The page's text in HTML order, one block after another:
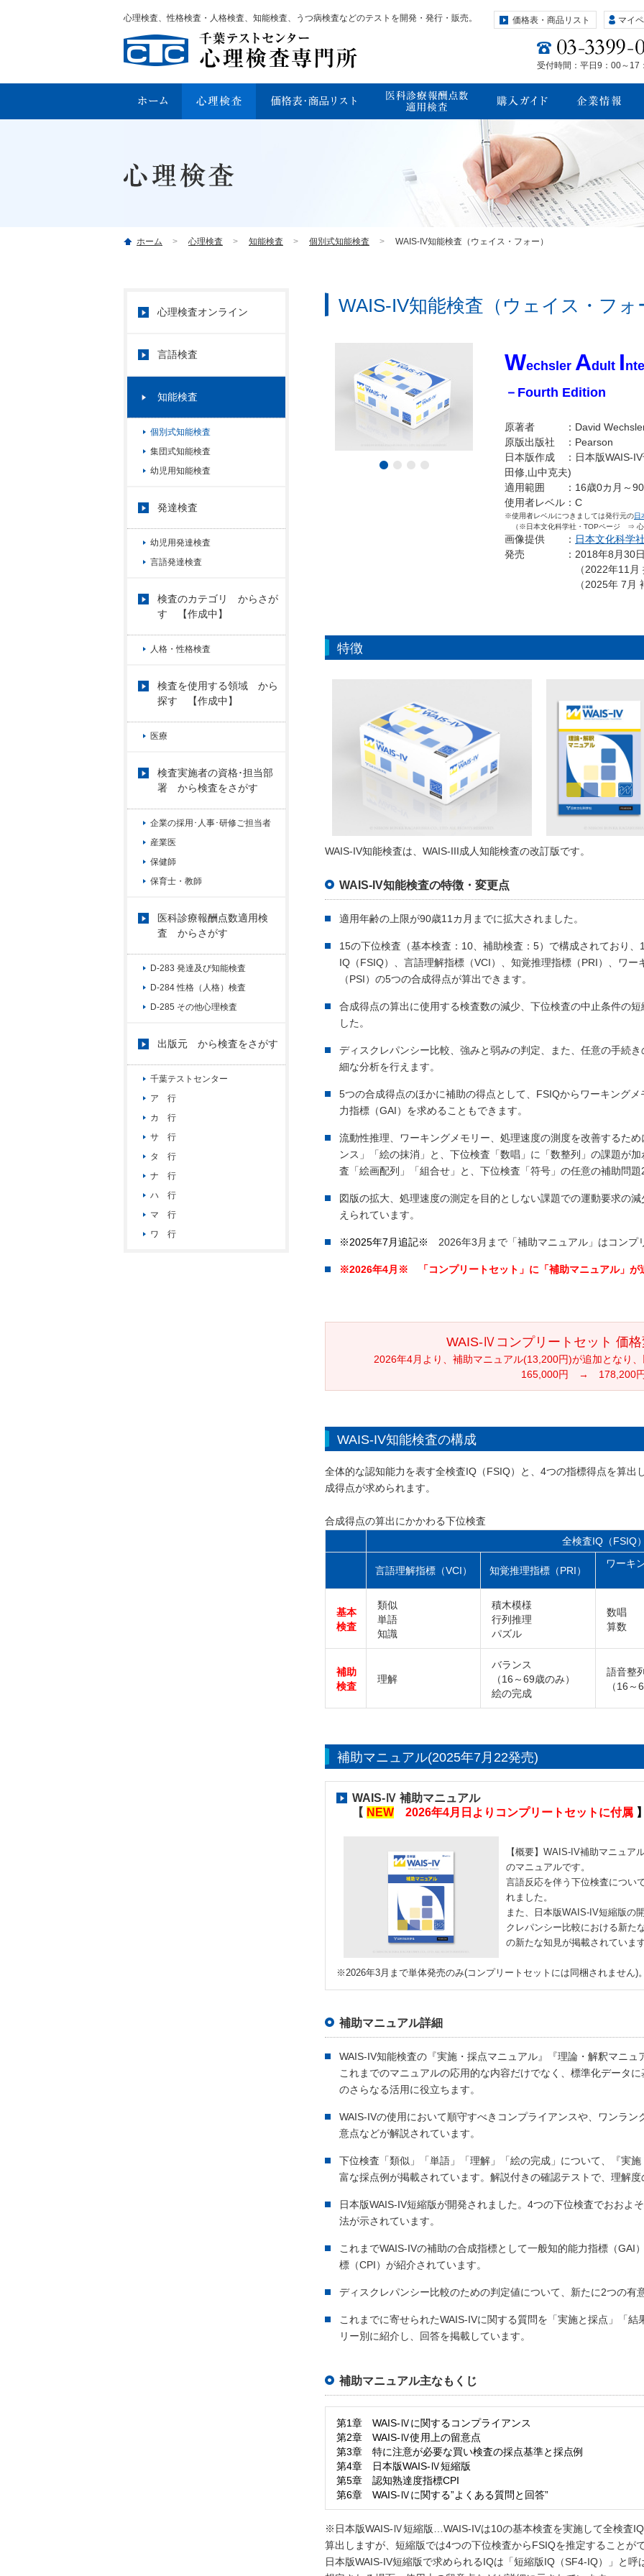
心理検査、性格検査・人格検査、知能検査、うつ病検査などのテストを開発・発行・販売。 価格表・商品リスト マイ
受付時間：平日9：00～17
ホーム 心理検査 知能検査 個別式知能検査 WAIS-IV知能検査（ウェイス・フォー）
WAIS-IV知能検査（ウェイス・フォ
Wechsler Adult I
－Fourth Edition
原著者 ：David
原版出版社 ：Pearson
日本版作成 ：日本版WAIS-
田修,山中克夫)
適用範囲 ：16歳0カ月～90
使用者レベル：C
※使用者レベルにつきましては発行元の日
（※日本文化科学社・TOPページ ⇒ 心
画像提供 ： 日本文化科学
発売 ：2018年8月30
（2022年11月 換算
（2025年 7月 補助
特徴
WAIS-IV知能検査は、WAIS-III成人知能検査の改訂版です。
WAIS-IV知能検査の特徴・変更点
適用年齢の上限が90歳11カ月までに拡大されました。
15の下位検査（基本検査：10、補助検査：5）で構成されており
IQ（FSIQ）、言語理解指標（VCI）、知覚推理指標（PRI）、ワ
（PSI）の5つの合成得点が算出できます。
合成得点の算出に使用する検査数の減少、下位検査の中止条件の
した。
ディスクレパンシー比較、強みと弱みの判定、また、任意の手続
細な分析を行えます。
5つの合成得点のほかに補助の得点として、FSIQからワーキング
力指標（GAI）を求めることもできます。
流動性推理、ワーキングメモリー、処理速度の測度を改善するた
ンス」「絵の抹消」と、下位検査「数唱」に「数整列」の課題が
査「絵画配列」「組合せ」と、下位検査「符号」の任意の補助問
図版の拡大、処理速度の測定を目的としない課題での運動要求の
えられています。
※2025年7月追記※ 2026年3月まで「補助マニュアル」はコンプ
※2026年4月※ 「コンプリートセット」に「補助マニュアル」が
WAIS-Ⅳコンプリートセット 価
2026年4月より、補助マニュアル(13,200円)が追加となり
165,000円 → 178,200
WAIS-IV知能検査の構成
全体的な認知能力を表す全検査IQ（FSIQ）と、4つの指標得点を算出
成得点が求められます。
合成得点の算出にかかわる下位検査
全検査IQ（FSIQ
言語理解指標（VCI） 知覚推理指標（PRI）
ワーキ
基本
検査
類似
単語
知識
積木模様
行列推理
パズル
数唱
算数
補助
検査
理解
バランス
（16～69歳のみ）
絵の完成
語音整
（16
補助マニュアル(2025年7月22発売)
WAIS-Ⅳ 補助マニュアル
【 NEW 2026年4月日よりコンプリートセットに付属
【概要】WAIS-IV補助マニュア
のマニュアルです。
言語反応を伴う下位検査につい
れました。
また、日本版WAIS-IV短縮版の
クレパンシー比較における新た
の新たな知見が掲載されていま
※2026年3月まで単体発売のみ(コンプリートセットには同梱されません)
補助マニュアル詳細
WAIS-IV知能検査の『実施・採点マニュアル』『理論・解釈マニ
これまでのマニュアルの応用的な内容だけでなく、標準化データ
のさらなる活用に役立ちます。
WAIS-IVの使用において順守すべきコンプライアンスや、ワンラ
意点などが解説されています。
下位検査「類似」「単語」「理解」「絵の完成」について、『実
富な採点例が掲載されています。解説付きの確認テストで、理解
日本版WAIS-IV短縮版が開発されました。4つの下位検査でおおよ
法が示されています。
これまでWAIS-IVの補助の合成指標として一般知的能力指標（GAI
標（CPI）が紹介されています。
ディスクレパンシー比較のための判定値について、新たに2つの有
これまでに寄せられたWAIS-IVに関する質問を「実施と採点」「
リー別に紹介し、回答を掲載しています。
補助マニュアル主なもくじ
第1章 WAIS-Ⅳに関するコンプライアンス
第2章 WAIS-Ⅳ使用上の留意点
第3章 特に注意が必要な買い検査の採点基準と採点例
第4章 日本版WAIS-Ⅳ短縮版
第5章 認知熟達度指標CPI
第6章 WAIS-Ⅳに関する”よくある質問と回答”
※日本版WAIS-Ⅳ短縮版…WAIS-IVは10の基本検査を実施して全検査
算出しますが、短縮版では4つの下位検査からFSIQを推定することが
日本版WAIS-IV短縮版で求められるIQは「短縮版IQ（SF4-IQ）」と
心理検査オンライン
言語検査
知能検査
個別式知能検査
集団式知能検査
幼児用知能検査
発達検査
幼児用発達検査
言語発達検査
検査のカテゴリ からさが
す 【作成中】
人格・性格検査
検査を使用する領域 から
探す 【作成中】
医療
検査実施者の資格･担当部
署 から検査をさがす
企業の採用･人事･研修ご担当者
産業医
保健師
保育士・教師
医科診療報酬点数適用検
査 からさがす
D-283 発達及び知能検査
D-284 性格（人格）検査
D-285 その他心理検査
出版元 から検査をさがす
千葉テストセンター
ア 行
カ 行
サ 行
タ 行
ナ 行
ハ 行
マ 行
ワ 行